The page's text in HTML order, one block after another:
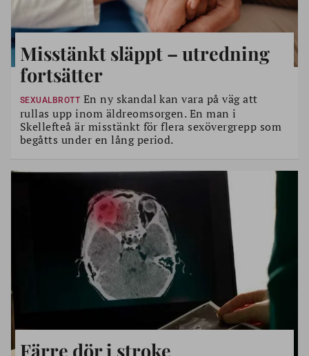
Misstänkt släppt – utredning
fortsätter
SEXUALBROTT En ny skandal kan vara på väg att
rullas upp inom äldreomsorgen. En man i
Skellefteå är misstänkt för flera sexövergrepp som
begåtts under en lång period.
Färre dör i stroke